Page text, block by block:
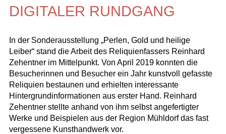
DIGITALER RUNDGANG
In der Sonderausstellung „Perlen, Gold und heilige
Leiber“ stand die Arbeit des Reliquienfassers Reinhard
Zehentner im Mittelpunkt. Von April 2019 konnten die
Besucherinnen und Besucher ein Jahr kunstvoll gefasste
Reliquien bestaunen und erhielten interessante
Hintergrundinformationen aus erster Hand. Reinhard
Zehentner stellte anhand von ihm selbst angefertigter
Werke und Beispielen aus der Region Mühldorf das fast
vergessene Kunsthandwerk vor.